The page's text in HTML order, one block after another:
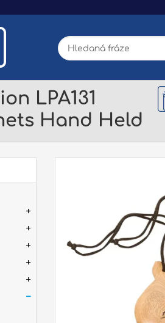
LPA131
Hand Held